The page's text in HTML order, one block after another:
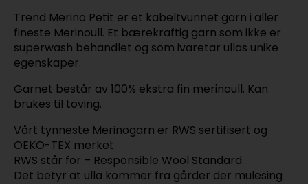
Trend Merino Petit er et kabeltvunnet garn i aller
fineste Merinoull. Et bærekraftig garn som ikke er
superwash behandlet og som ivaretar ullas unike
egenskaper.
Garnet består av 100% ekstra fin merinoull. Kan
brukes til toving.
Vårt tynneste Merinogarn er RWS sertifisert og
OEKO-TEX merket.
RWS står for – Responsible Wool Standard.
Det betyr at ulla kommer fra gårder der mulesing